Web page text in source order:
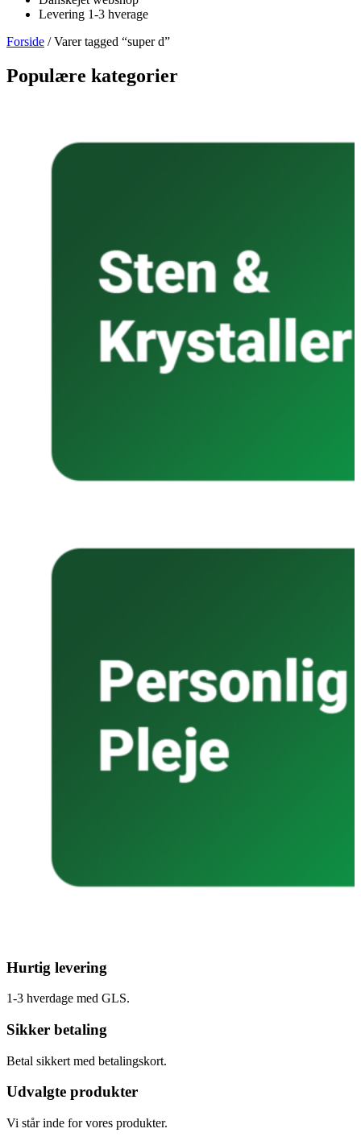
Levering 1-3 hverage
Forside / Varer tagged “super d”
Populære kategorier
Hurtig levering
1-3 hverdage med GLS.
Sikker betaling
Betal sikkert med betalingskort.
Udvalgte produkter
Vi står inde for vores produkter.